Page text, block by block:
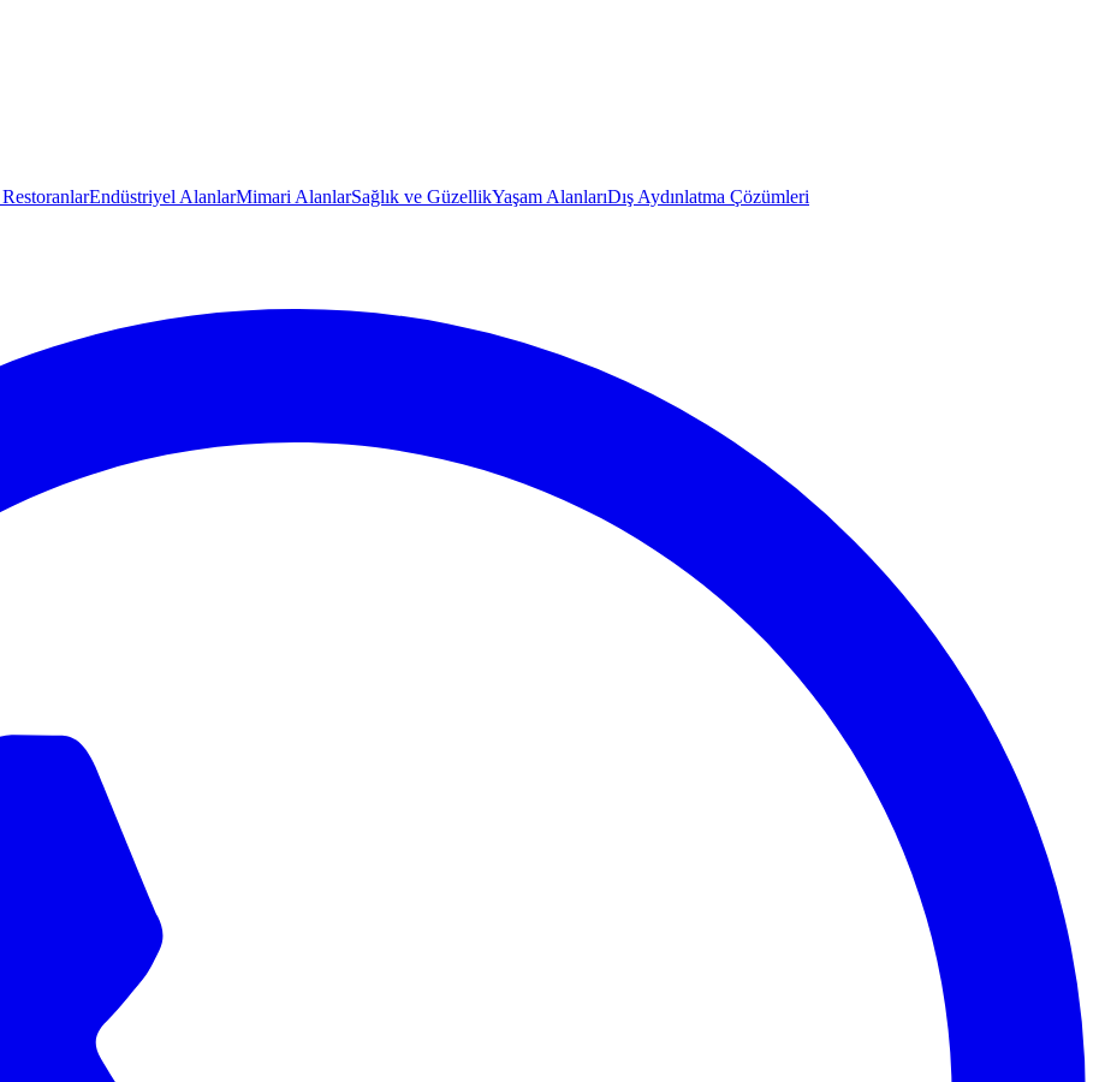
Endüstriyel AlanlarMimari AlanlarSağlık ve GüzellikYaşam AlanlarıDış Aydınlatma Çözümleri